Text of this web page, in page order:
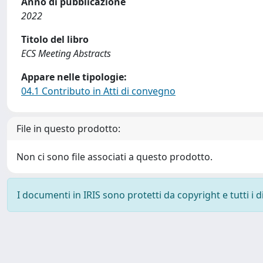
2022
Titolo del libro
ECS Meeting Abstracts
Appare nelle tipologie:
04.1 Contributo in Atti di convegno
File in questo prodotto:
Non ci sono file associati a questo prodotto.
I documenti in IRIS sono protetti da copyright e tutti i